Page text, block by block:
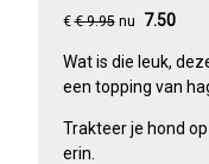
€€ 9.95nu 7.50
Wat is die leuk,
een topping van
Trakteer je hond
erin.